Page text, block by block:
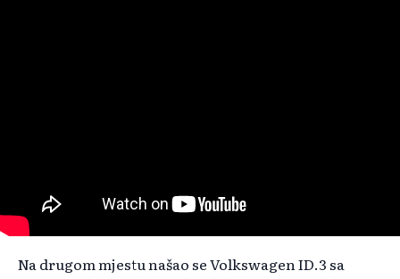
Na drugom mjestu našao se Volkswagen ID.3 sa